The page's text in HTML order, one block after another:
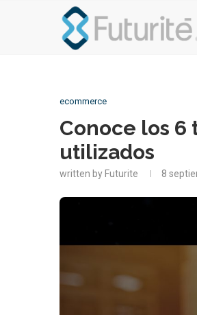
ecommerce
Conoce los
utilizados
written by Futurite 8